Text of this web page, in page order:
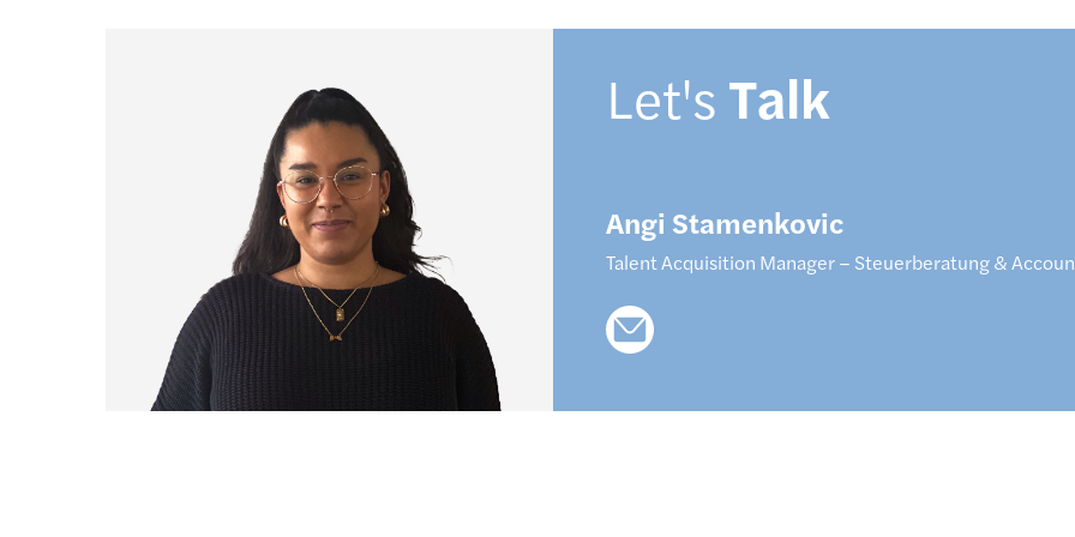
Let'sTalk
Angi Stamenkovic
Talent Acquisition Manager – Steuerberatung &